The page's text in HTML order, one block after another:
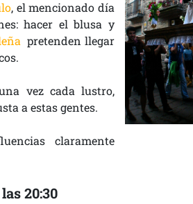
, el mencionado día
hacer el blusa y
pretenden llegar
vez cada lustro,
a estas gentes.
claramente
20:30